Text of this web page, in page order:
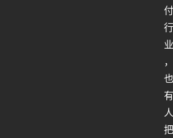
付
行
业
，
也
有
人
把